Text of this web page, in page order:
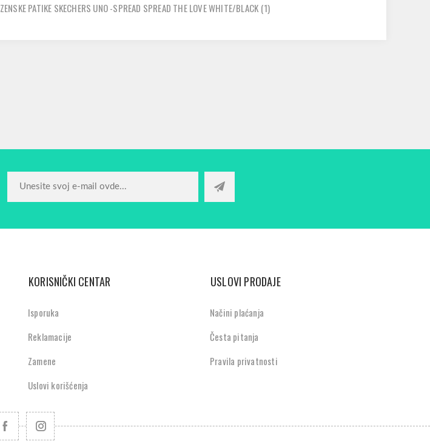
ZENSKE PATIKE SKECHERS UNO -SPREAD SPREAD THE LOVE WHITE/BLACK (1)
KORISNIČKI CENTAR
Isporuka
Reklamacije
Zamene
Uslovi korišćenja
USLOVI PRODAJE
Načini plaćanja
Česta pitanja
Pravila privatnosti